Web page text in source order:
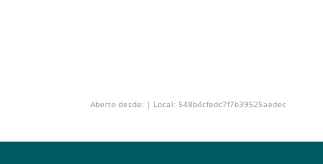
Aberto desde: | Local: 548b4cfedc7f7b39525aedec